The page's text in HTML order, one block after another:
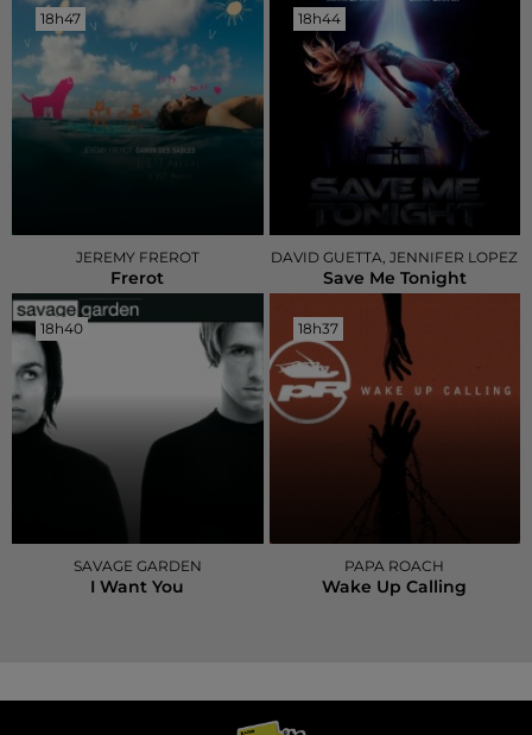
18h47
18h47
JEREMY FREROT
Frerot
18h44
18h44
DAVID GUETTA, JENNIFER LOPEZ
Save Me Tonight
18h40
18h40
SAVAGE GARDEN
I Want You
18h37
18h37
PAPA ROACH
Wake Up Calling